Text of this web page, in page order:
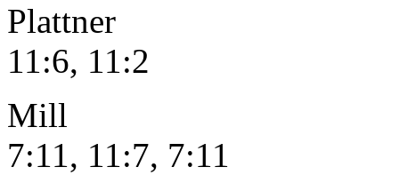
Plattner –
11:6, 11:2
Mill –
7:11, 11:7, 7:11